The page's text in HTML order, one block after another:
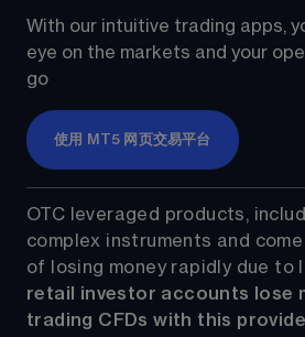
With our intuitive trading apps,
eye on the markets and your
go
使用 MT5 网页交易平台
OTC leveraged products,
complex instruments and
of losing money rapidly due to
retail investor accounts lose
trading CFDs with this